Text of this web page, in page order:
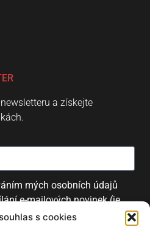
s cookies
a získejte
mých osobních údajů
e-mailových novinek (je